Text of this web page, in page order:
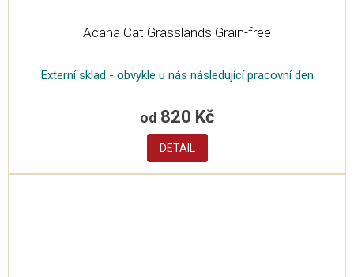
Acana Cat Grasslands Grain-free
Externí sklad - obvykle u nás následující pracovní den
od 820 Kč
DETAIL